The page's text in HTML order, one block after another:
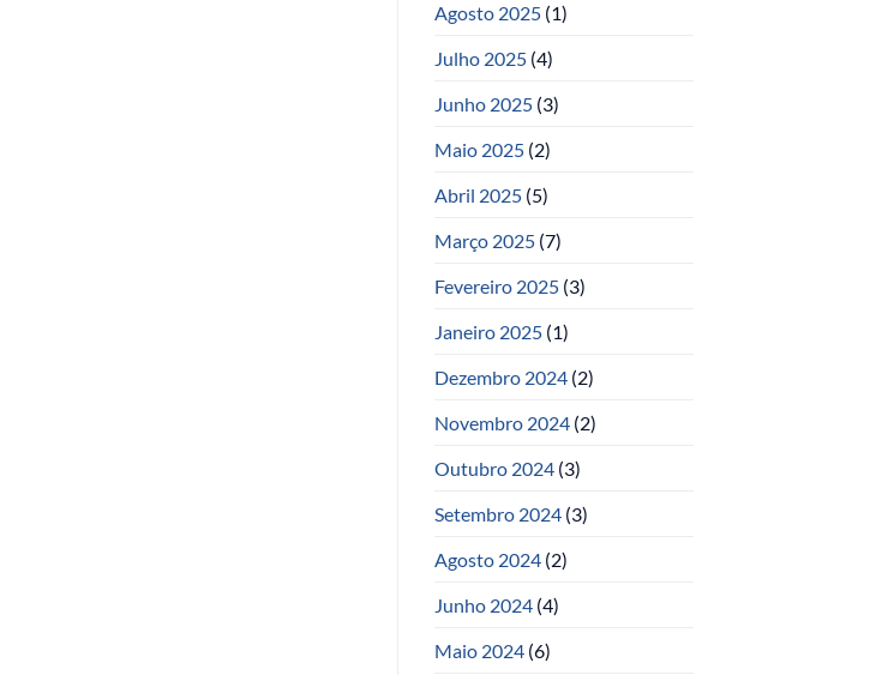
Agosto 2025(1)
Julho 2025(4)
Junho 2025(3)
Maio 2025(2)
Abril 2025(5)
Março 2025(7)
Fevereiro 2025(3)
Janeiro 2025(1)
Dezembro 2024(2)
Novembro 2024(2)
Outubro 2024(3)
Setembro 2024(3)
Agosto 2024(2)
Junho 2024(4)
Maio 2024(6)